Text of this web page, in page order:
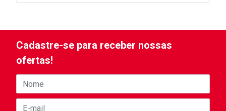
Cadastre-se para receber nossas
ofertas!